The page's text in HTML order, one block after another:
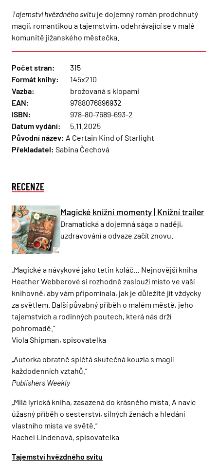
Tajemství hvězdného svitu je dojemný román prodchnutý
magií, romantikou a tajemstvím, odehrávající se v malé
komunitě jižanského městečka.
Počet stran:
315
Formát knihy:
145x210
Vazba:
brožovaná s klopami
EAN:
9788076896932
ISBN:
978-80-7689-693-2
Datum vydání:
5.11.2025
Původní název: A Certain Kind of Starlight
Překladatel: Sabina Čechová
RECENZE
Magické knižní momenty | Knižní trailer
Dramatická a dojemná sága o naději,
uzdravování a odvaze začít znovu.
„Magické a návykové jako tetin koláč… Nejnovější kniha
Heather Webberové si rozhodně zaslouží místo ve vaší
knihovně, aby vám připomínala, jak je důležité jít vždycky
za světlem. Další půvabný příběh o malém městě, jeho
tajemstvích a rodinných poutech, která nás drží
pohromadě.“
Viola Shipman, spisovatelka
„Autorka obratně splétá skutečná kouzla s magií
každodenních vztahů.“
Publishers Weekly
„Milá lyrická kniha, zasazená do krásného místa. A navíc
úžasný příběh o sesterství, silných ženách a hledání
vlastního místa ve světě.“
Rachel Lindenová, spisovatelka
Tajemství hvězdného svitu